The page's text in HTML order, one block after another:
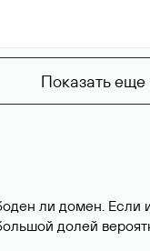
Показать еще
ли домен.
долей